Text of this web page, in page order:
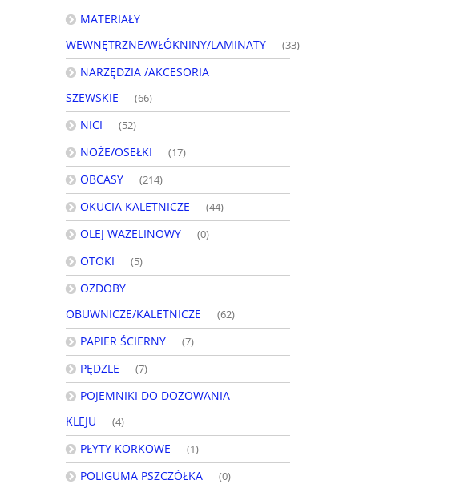
MATERIAŁY
WEWNĘTRZNE/WŁÓKNINY/LAMINATY
(33)
NARZĘDZIA /AKCESORIA
SZEWSKIE
(66)
NICI (52)
NOŻE/OSEŁKI (17)
OBCASY (214)
OKUCIA KALETNICZE (44)
OLEJ WAZELINOWY (0)
OTOKI (5)
OZDOBY
OBUWNICZE/KALETNICZE
(62)
PAPIER ŚCIERNY (7)
PĘDZLE (7)
POJEMNIKI DO DOZOWANIA
KLEJU
(4)
PŁYTY KORKOWE (1)
POLIGUMA PSZCZÓŁKA (0)